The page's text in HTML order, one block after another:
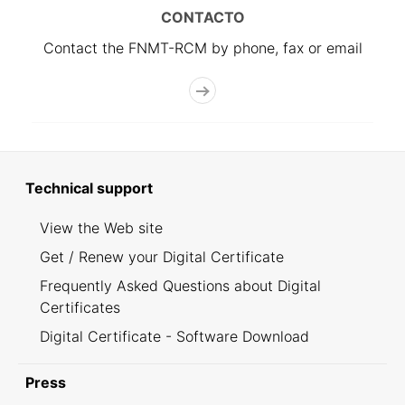
CONTACTO
Contact the FNMT-RCM by phone, fax or email
Technical support
View the Web site
Get / Renew your Digital Certificate
Frequently Asked Questions about Digital
Certificates
Digital Certificate - Software Download
Press